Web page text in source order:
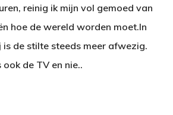
reinig ik mijn vol gemoed van
hoe de wereld worden moet.In
de stilte steeds meer afwezig.
de TV en nie..